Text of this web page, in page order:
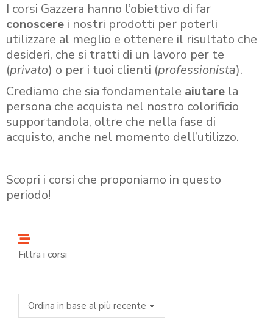
I corsi Gazzera hanno l’obiettivo di far
conoscere i nostri prodotti per poterli
utilizzare al meglio e ottenere il risultato che
desideri, che si tratti di un lavoro per te
(privato) o per i tuoi clienti (professionista).
Crediamo che sia fondamentale aiutare la
persona che acquista nel nostro colorificio
supportandola, oltre che nella fase di
acquisto, anche nel momento dell’utilizzo.
Scopri i corsi che proponiamo in questo
periodo!
Filtra i corsi